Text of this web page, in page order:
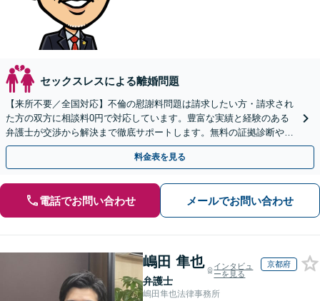
セックスレスによる離婚問題
【来所不要／全国対応】不倫の慰謝料問題は請求したい方・請求され
た方の双方に相談料0円で対応しています。豊富な実績と経験のある
弁護士が交渉から解決まで徹底サポートします。無料の証拠診断や着
手金の返還保証もありますので安心してご相談ください。
料金表を見る
電話でお問い合わせ メールでお問い合わせ
嶋田 隼也
弁護士
インタビュ
ーを見る
京都府
嶋田隼也法律事務所